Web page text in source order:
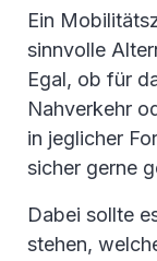
Ein
sinnvolle
Egal, ob für
Nahverkehr
in jeglicher
sicher gerne
Dabei sollte
stehen,